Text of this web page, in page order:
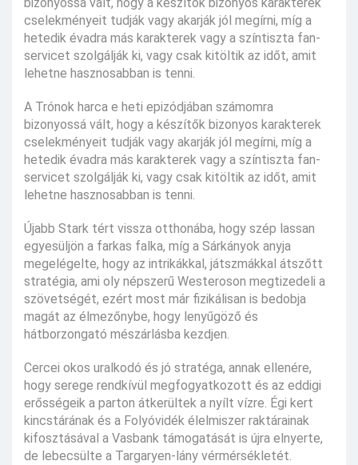
cselekményeit tudják vagy akarják jól megírni, míg a
hetedik évadra más karakterek vagy a színtiszta fan-
servicet szolgálják ki, vagy csak kitöltik az időt, amit
lehetne hasznosabban is tenni.
A Trónok harca e heti epizódjában számomra
bizonyossá vált, hogy a készítők bizonyos karakterek
cselekményeit tudják vagy akarják jól megírni, míg a
hetedik évadra más karakterek vagy a színtiszta fan-
servicet szolgálják ki, vagy csak kitöltik az időt, amit
lehetne hasznosabban is tenni.
Újabb Stark tért vissza otthonába, hogy szép lassan
egyesüljön a farkas falka, míg a Sárkányok anyja
megelégelte, hogy az intrikákkal, játszmákkal átszőtt
stratégia, ami oly népszerű Westeroson megtizedeli a
szövetségét, ezért most már fizikálisan is bedobja
magát az élmezőnybe, hogy lenyűgöző és
hátborzongató mészárlásba kezdjen.
Cercei okos uralkodó és jó stratéga, annak ellenére,
hogy serege rendkívül megfogyatkozott és az eddigi
erősségeik a parton átkerültek a nyílt vízre. Égi kert
kincstárának és a Folyóvidék élelmiszer raktárainak
kifosztásával a Vasbank támogatását is újra elnyerte,
de lebecsülte a Targaryen-lány vérmérsékletét.